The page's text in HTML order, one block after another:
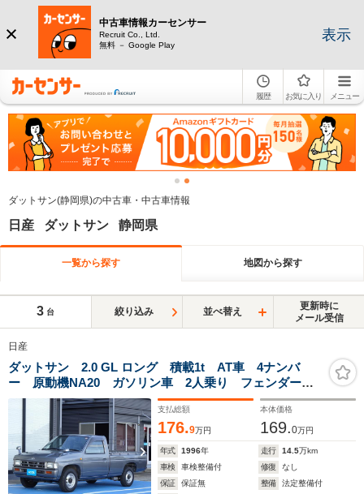
中古車情報カーセンサー
Recruit Co., Ltd.
無料 － Google Play
表示
履歴 お気に入り メニュー
ダットサン(静岡県)の中古車・中古車情報
日産 ダットサン 静岡県
一覧から探す 地図から探す
3 台 絞り込み 並べ替え
更新時に
メール受信
日産
ダットサン 2.0 GL ロング 積載1t AT車 4ナンバ
ー 原動機NA20 ガソリン車 2人乗り フェンダーミ
ラー NOx・PM適合 ダットラ ダットサン
支払総額
176.9万円
本体価格
169.0万円
年式 1996年 走行 14.5万km
車検
車検整備付 修復
なし
保証
保証無 整備
法定整備付